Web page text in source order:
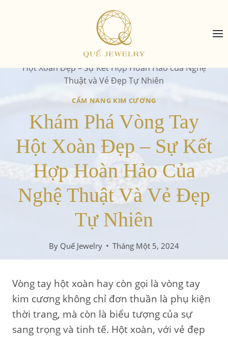
Cẩm nang kim cương / Khám Phá Vòng Tay
Hột Xoàn Đẹp – Sự Kết Hợp Hoàn Hảo của Nghệ
Thuật và Vẻ Đẹp Tự Nhiên
CẨM NANG KIM CƯƠNG
Khám Phá Vòng Tay
Hột Xoàn Đẹp – Sự Kết
Hợp Hoàn Hảo Của
Nghệ Thuật Và Vẻ Đẹp
Tự Nhiên
By Quế Jewelry Tháng Một 5, 2024
Vòng tay hột xoàn hay còn gọi là vòng tay
kim cương không chỉ đơn thuần là phụ kiện
thời trang, mà còn là biểu tượng của sự
sang trọng và tinh tế. Hột xoàn, với vẻ đẹp